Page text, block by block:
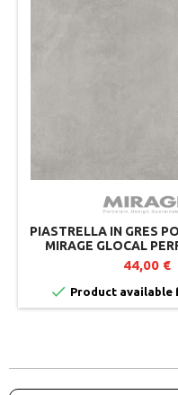
PIASTRELLA IN GRES
MIRAGE GLOCAL
60X60X2 CM - LOTTO
44,00 €
 Product available